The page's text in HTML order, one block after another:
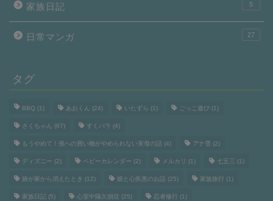
家族日記 5
日常マンガ 27
タグ
BBQ (1) あおくん (24) いたずら (1) ごっこ遊び (1)
さくちゃん (67) すくパラ (4)
もうやめて！孫への買い物がやめられない実母の話 (4) アナ雪 (2)
ディズニー (2) ベビーカレンダー (2) メルカリ (1) 七五三 (1)
娘が家から消えたとき (12) 娘と心疾患のお話 (25) 家族旅行 (1)
家族日記 (5) 心室中隔欠損症 (25) 忍者修行 (1)